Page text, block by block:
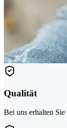
Qualität
Bei uns erhalten